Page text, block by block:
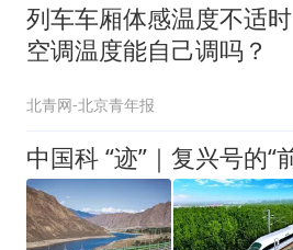
列车车厢体感温度不适时
空调温度能自己调吗？
北青网-北京青年报